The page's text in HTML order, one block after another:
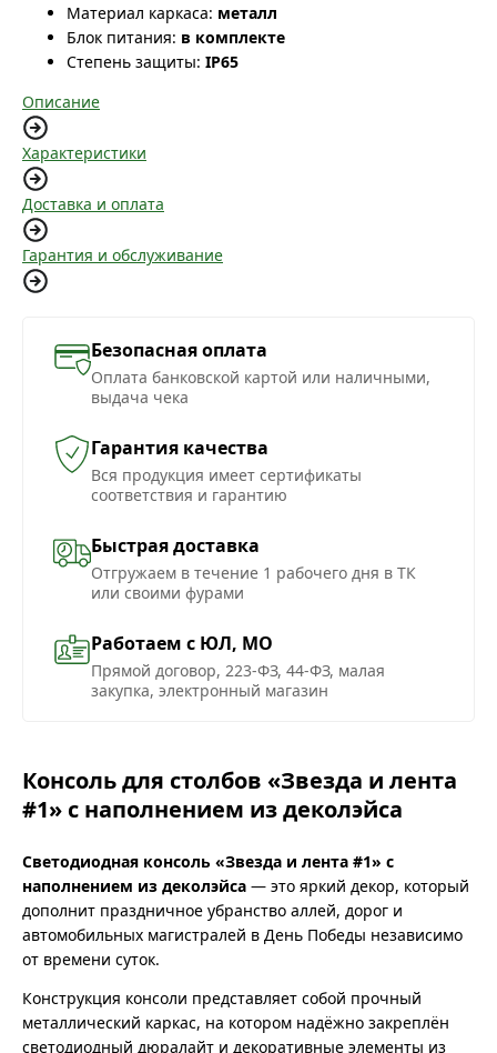
Материал каркаса: металл
Блок питания: в комплекте
Степень защиты: IP65
Описание
Характеристики
Доставка и оплата
Гарантия и обслуживание
Безопасная оплата
Оплата банковской картой или наличными,
выдача чека
Гарантия качества
Вся продукция имеет сертификаты
соответствия и гарантию
Быстрая доставка
Отгружаем в течение 1 рабочего дня в ТК
или своими фурами
Работаем с ЮЛ, МО
Прямой договор, 223-ФЗ, 44-ФЗ, малая
закупка, электронный магазин
Консоль для столбов «Звезда и лента
#1» с наполнением из деколэйса
Светодиодная консоль «Звезда и лента #1» с
наполнением из деколэйса — это яркий декор, который
дополнит праздничное убранство аллей, дорог и
автомобильных магистралей в День Победы независимо
от времени суток.
Конструкция консоли представляет собой прочный
металлический каркас, на котором надёжно закреплён
светодиодный дюралайт и декоративные элементы из